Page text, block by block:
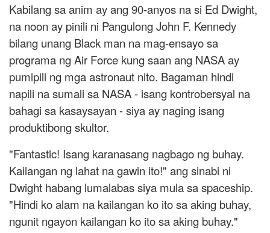
Kabilang sa anim ay ang 90-anyos na si Ed Dwight,
na noon ay pinili ni Pangulong John F. Kennedy
bilang unang Black man na mag-ensayo sa
programa ng Air Force kung saan ang NASA ay
pumipili ng mga astronaut nito. Bagaman hindi
napili na sumali sa NASA - isang kontrobersyal na
bahagi sa kasaysayan - siya ay naging isang
produktibong skultor.
"Fantastic! Isang karanasang nagbago ng buhay.
Kailangan ng lahat na gawin ito!" ang sinabi ni
Dwight habang lumalabas siya mula sa spaceship.
"Hindi ko alam na kailangan ko ito sa aking buhay,
ngunit ngayon kailangan ko ito sa aking buhay."